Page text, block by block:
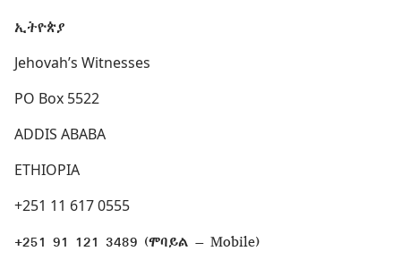
ኢትዮጵያ
Jehovah’s Witnesses
PO Box 5522
ADDIS ABABA
ETHIOPIA
+251 11 617 0555
+251 91 121 3489 (ሞባይል – Mobile)